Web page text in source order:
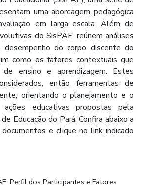
uma abordagem pedagógica
em larga escala. Além de
do SisPAE, reúnem análises
do corpo discente do
como os fatores contextuais que
ensino e aprendizagem. Estes
então, ferramentas de
orientando o planejamento e o
ações educativas propostas pela
Educação do Pará. Confira abaixo a
e clique no link indicado
Perfil dos Participantes e Fatores